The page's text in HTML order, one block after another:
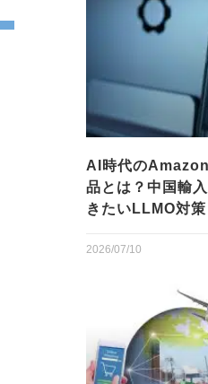
AI時代の
品とは？中国輸
きたいLLMO対策
2026/07/10